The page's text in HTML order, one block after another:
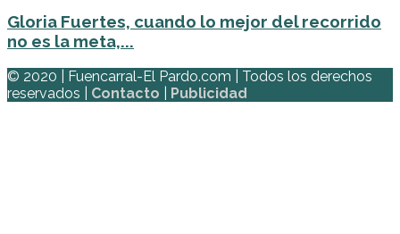
Gloria Fuertes, cuando lo mejor del recorrido
no es la meta,...
© 2020 | Fuencarral-El Pardo.com | Todos los derechos
reservados | Contacto Publicidad